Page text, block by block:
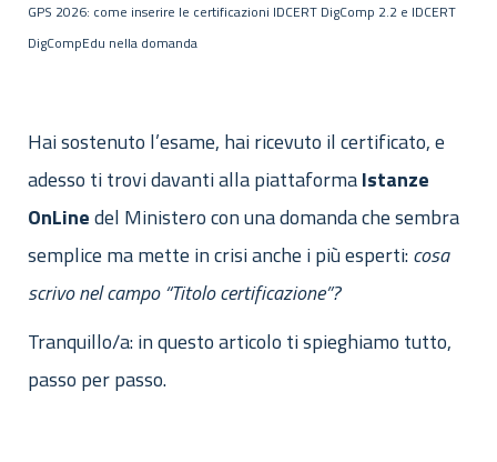
GPS 2026: come inserire le certificazioni IDCERT DigComp 2.2 e IDCERT
DigCompEdu nella domanda
Hai sostenuto l’esame, hai ricevuto il certificato, e
adesso ti trovi davanti alla piattaformaIstanze
OnLinedel Ministero con una domanda che sembra
semplice ma mette in crisi anche i più esperti:cosa
scrivo nel campo “Titolo certificazione”?
Tranquillo/a: in questo articolo ti spieghiamo tutto,
passo per passo.